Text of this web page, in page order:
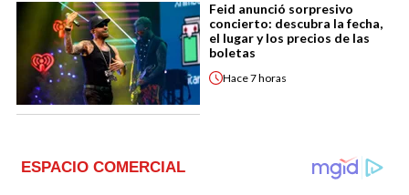
Feid anunció sorpresivo
concierto: descubra la fecha,
el lugar y los precios de las
boletas
Hace7 horas